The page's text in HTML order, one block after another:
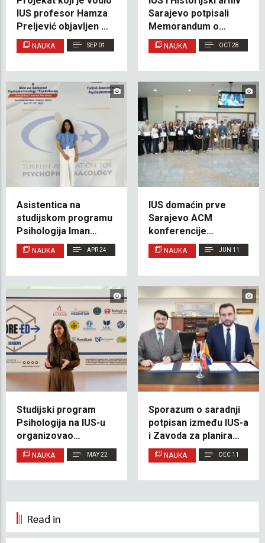
IUS profesor Hamza
Preljević objavljen od
strane uglednog
svjetskog izdavača
NAUKA SEP 01
Sarajevo potpisali
Memorandum o
razumijevanju radi
jačanja istraživanja
NAUKA OCT 28
Asistentica na
studijskom programu
Psihologija Iman
Ehnech-Seran
predstavila
kongresu o
psihofarmakologiji
NAUKA APR 24
IUS domaćin prve
Sarajevo ACM
konferencije
posvećene ženama u
računarstvu – SCWiC
NAUKA JUN 11
Studijski program
Psihologija na IUS-u
organizovao
diseminacijski
događaj na kojem su
CORE-ED Academy
NAUKA MAY 22
Sporazum o saradnji
potpisan između IUS-a
i Zavoda za planiranje
razvoja Kantona
Sarajevo
NAUKA DEC 11
Read in